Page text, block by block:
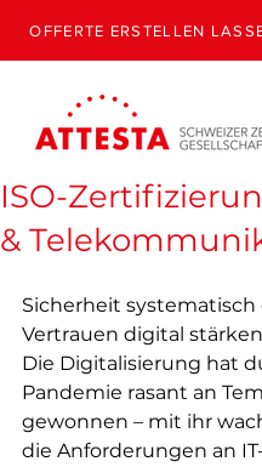
OFFERTE ERSTELLEN
ISO-
&
Sicherheit systematisch
Vertrauen digital
Die Digitalisierung hat
Pandemie rasant an
gewonnen – mit ihr
die Anforderungen an